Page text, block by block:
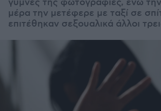
γυμνές της φωτογραφίες, ενώ
μέρα την μετέφερε με ταξί σε
επιτέθηκαν σεξουαλικά άλλοι